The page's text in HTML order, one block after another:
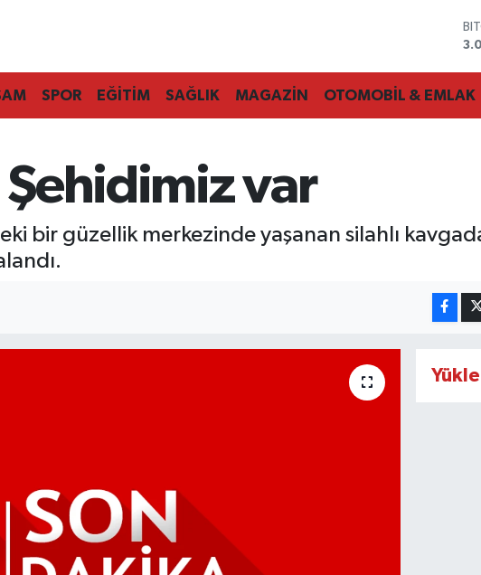
SPOR EĞİTİM SAĞLIK MAGAZİN OTOMOBİL & EMLAK
var
bir güzellik merkezinde yaşanan silahlı